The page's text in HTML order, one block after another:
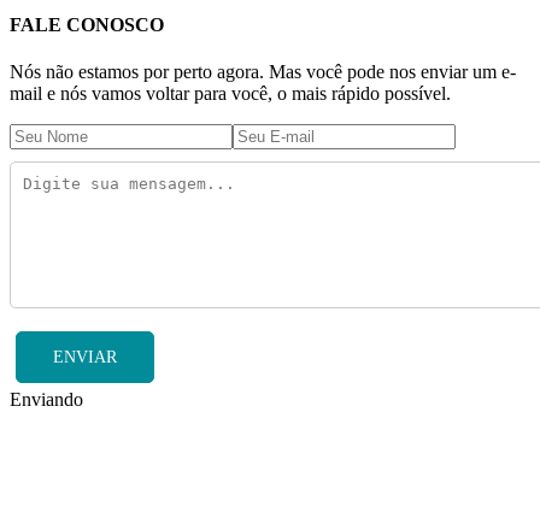
FALE CONOSCO
Nós não estamos por perto agora. Mas você pode nos enviar um e-
mail e nós vamos voltar para você, o mais rápido possível.
ENVIAR
Enviando